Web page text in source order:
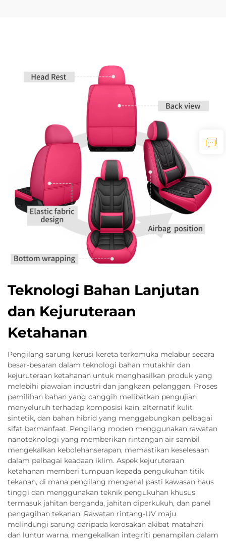
Teknologi Bahan Lanjutan
dan Kejuruteraan
Ketahanan
Pengilang sarung kerusi kereta terkemuka melabur secara
besar-besaran dalam teknologi bahan mutakhir dan
kejuruteraan ketahanan untuk menghasilkan produk yang
melebihi piawaian industri dan jangkaan pelanggan. Proses
pemilihan bahan yang canggih melibatkan pengujian
menyeluruh terhadap komposisi kain, alternatif kulit
sintetik, dan bahan hibrid yang menggabungkan pelbagai
sifat bermanfaat. Pengilang moden menggunakan rawatan
nanoteknologi yang memberikan rintangan air sambil
mengekalkan kebolehanserapan, memastikan keselesaan
dalam pelbagai keadaan iklim. Aspek kejuruteraan
ketahanan memberi tumpuan kepada pengukuhan titik
tekanan, di mana pengilang mengenal pasti kawasan haus
tinggi dan menggunakan teknik pengukuhan khusus
termasuk jahitan berganda, jahitan diperkukuh, dan panel
pengagihan tekanan. Rawatan rintang-UV maju
melindungi sarung daripada kerosakan akibat matahari
dan luntur warna, mengekalkan integriti penampilan dalam